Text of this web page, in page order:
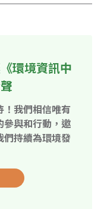
環境資訊中
！我們相信唯有
參與和行動，邀
們持續為環境發